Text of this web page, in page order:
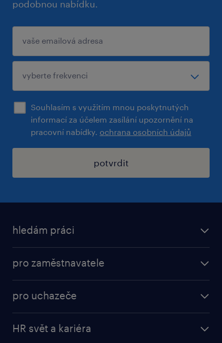
Pokud si chcete prohlédnout kompletní
nabídku otevřených pozic,
navštivte www.randstad.cz.
podobnou nabídku.
Souhlasím s využitím mnou poskytnutých
informací za účelem zasílání upozornění na
pracovní nabídky. ochrana osobních údajů
potvrdit
hledám práci
práce v Amazon
vyberte si zaměstnavatele
pro zaměstnavatele
professional
pro uchazeče
HR svět a kariéra